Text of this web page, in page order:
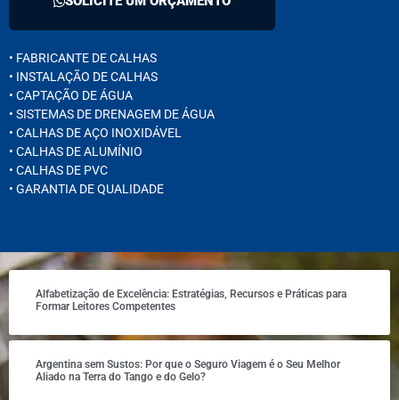
• FABRICANTE DE CALHAS
• INSTALAÇÃO DE CALHAS
• CAPTAÇÃO DE ÁGUA
• SISTEMAS DE DRENAGEM DE ÁGUA
• CALHAS DE AÇO INOXIDÁVEL
• CALHAS DE ALUMÍNIO
• CALHAS DE PVC
• GARANTIA DE QUALIDADE
Alfabetização de Excelência: Estratégias, Recursos e Práticas para
Formar Leitores Competentes
Argentina sem Sustos: Por que o Seguro Viagem é o Seu Melhor
Aliado na Terra do Tango e do Gelo?